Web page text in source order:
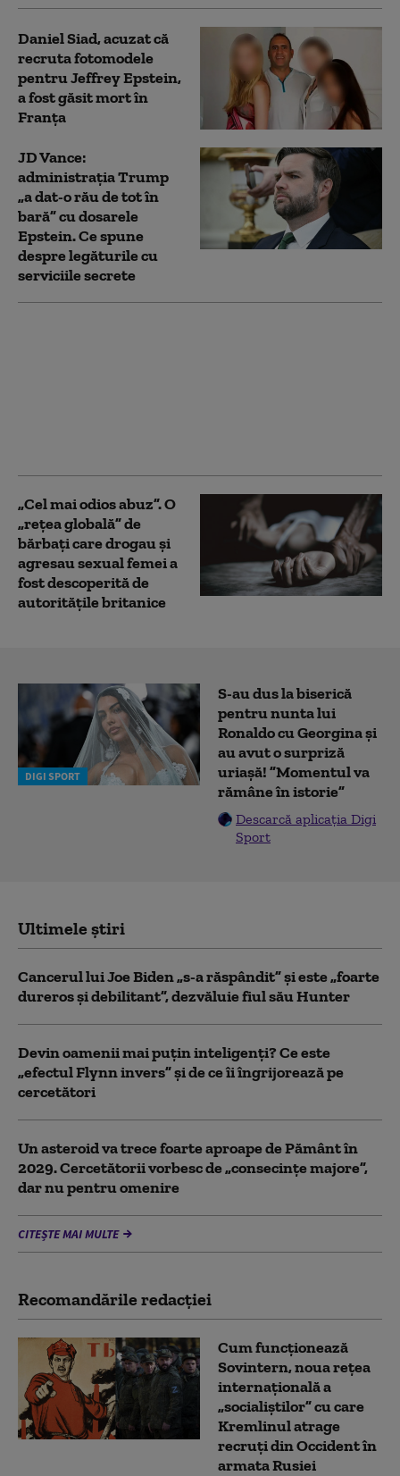
Daniel Siad, acuzat că
recruta fotomodele
pentru Jeffrey Epstein,
a fost găsit mort în
Franţa
JD Vance:
administrația Trump
„a dat-o rău de tot în
bară” cu dosarele
Epstein. Ce spune
despre legăturile cu
serviciile secrete
„Cel mai odios abuz”. O
„rețea globală” de
bărbați care drogau și
agresau sexual femei a
fost descoperită de
autoritățile britanice
DIGI SPORT
S-au dus la biserică
pentru nunta lui
Ronaldo cu Georgina și
au avut o surpriză
uriașă! ”Momentul va
rămâne în istorie”
Descarcă aplicația Digi
Sport
Ultimele știri
Cancerul lui Joe Biden „s-a răspândit” şi este „foarte
dureros și debilitant”, dezvăluie fiul său Hunter
Devin oamenii mai puțin inteligenți? Ce este
„efectul Flynn invers” și de ce îi îngrijorează pe
cercetători
Un asteroid va trece foarte aproape de Pământ în
2029. Cercetătorii vorbesc de „consecințe majore”,
dar nu pentru omenire
CITEȘTE MAI MULTE
Recomandările redacţiei
Cum funcționează
Sovintern, noua rețea
internațională a
„socialiștilor” cu care
Kremlinul atrage
recruți din Occident în
armata Rusiei